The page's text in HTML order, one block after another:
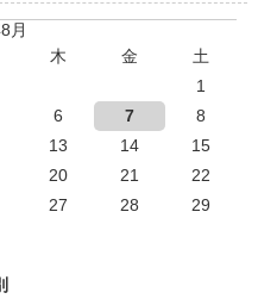
月
木 金
土
1
6 7
8
13 14
15
20 21
22
27 28
29